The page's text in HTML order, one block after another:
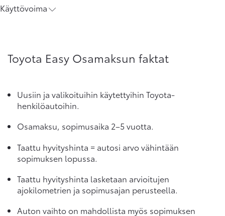
Käyttövoima
Toyota Easy Osamaksun faktat
Uusiin ja valikoituihin käytettyihin Toyota-
henkilöautoihin.
Osamaksu, sopimusaika 2–5 vuotta.
Taattu hyvityshinta = autosi arvo vähintään
sopimuksen lopussa.
Taattu hyvityshinta lasketaan arvioitujen
ajokilometrien ja sopimusajan perusteella.
Auton vaihto on mahdollista myös sopimuksen